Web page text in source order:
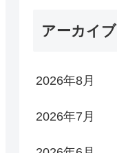
アーカイブ
2026年8月
2026年7月